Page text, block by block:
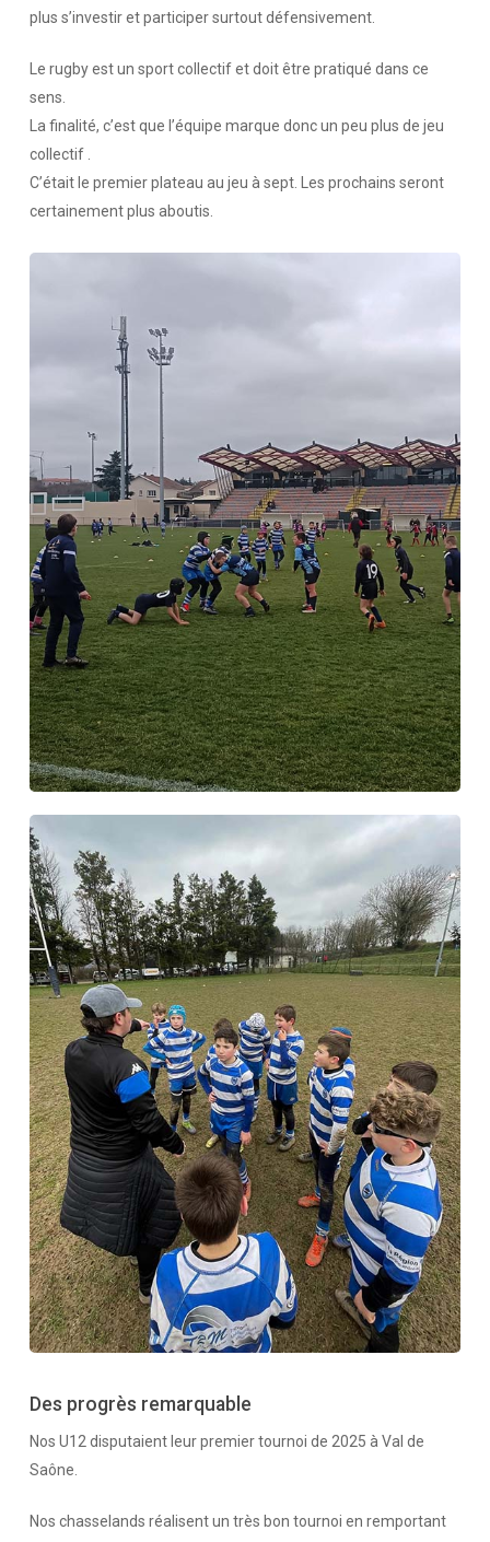
plus s’investir et participer surtout défensivement.
Le rugby est un sport collectif et doit être pratiqué dans ce
sens.
La finalité, c’est que l’équipe marque donc un peu plus de jeu
collectif .
C’était le premier plateau au jeu à sept. Les prochains seront
certainement plus aboutis.
Des progrès remarquable
Nos U12 disputaient leur premier tournoi de 2025 à Val de
Saône.
Nos chasselands réalisent un très bon tournoi en remportant